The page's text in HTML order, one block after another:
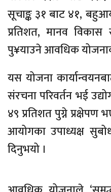
सूचाङ्क ३१ बाट ४१,
प्रतिशत, मानव
पु¥याउने आवधिक
यस योजना
संरचना परिवर्तन भई
४९ प्रतिशत पुग्ने प्रक्षेपण
आयोगका उपाध्यक्ष
दिनुभयो ।